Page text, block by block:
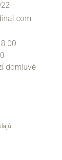
domluvě